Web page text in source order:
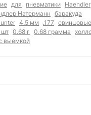
для пневматики Haendler
Натерманн
баракуда
4.5 мм .177 свинцовые
0.68 г 0.68 грамма
выемкой